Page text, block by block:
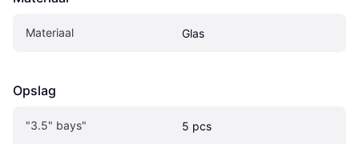
Materiaal Glas
Opslag
"3.5" bays" 5 pcs